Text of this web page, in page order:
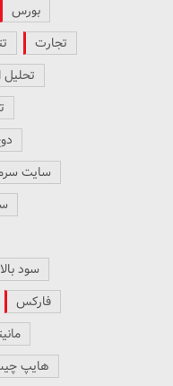
بورس
تجارت
تحلیل
سایت
سود بالا
فارکس
هایپ